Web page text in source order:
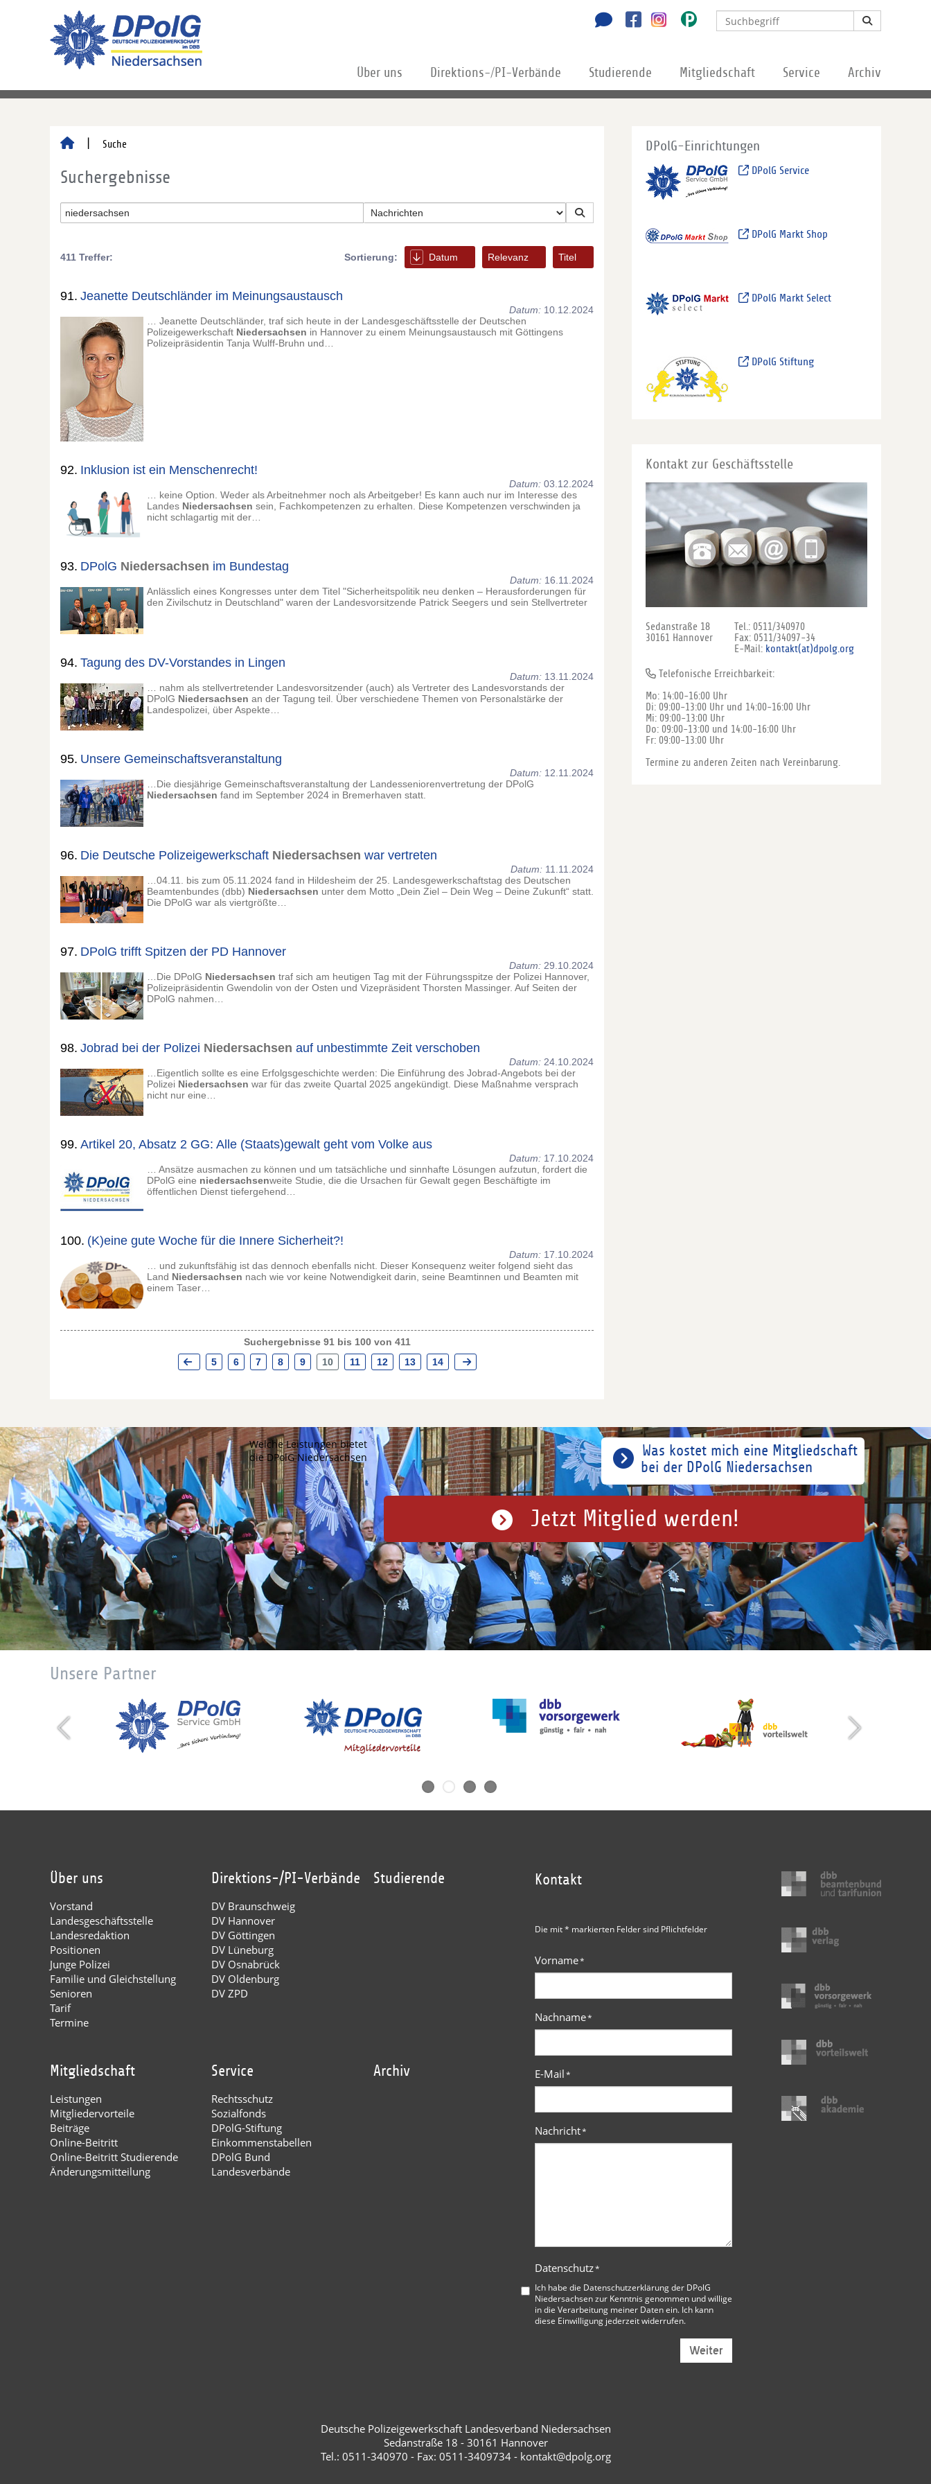
Über uns Direktions-/PI-Verbände Studierende Mitgliedschaft Service Archiv
Suche
Suchergebnisse
411 Treffer: Sortierung: Datum Relevanz Titel
91. Jeanette Deutschländer im Meinungsaustausch
Datum: 10.12.2024
… Jeanette Deutschländer, traf sich heute in der Landesgeschäftsstelle der Deutschen
Polizeigewerkschaft Niedersachsen in Hannover zu einem Meinungsaustausch mit Göttingens
Polizeipräsidentin Tanja Wulff-Bruhn und…
92. Inklusion ist ein Menschenrecht!
Datum: 03.12.2024
… keine Option. Weder als Arbeitnehmer noch als Arbeitgeber! Es kann auch nur im Interesse des
Landes Niedersachsen sein, Fachkompetenzen zu erhalten. Diese Kompetenzen verschwinden ja
nicht schlagartig mit der…
93. DPolG Niedersachsen im Bundestag
Datum: 16.11.2024
Anlässlich eines Kongresses unter dem Titel "Sicherheitspolitik neu denken – Herausforderungen für
den Zivilschutz in Deutschland" waren der Landesvorsitzende Patrick Seegers und sein Stellvertreter
94. Tagung des DV-Vorstandes in Lingen
Datum: 13.11.2024
… nahm als stellvertretender Landesvorsitzender (auch) als Vertreter des Landesvorstands der
DPolG Niedersachsen an der Tagung teil. Über verschiedene Themen von Personalstärke der
Landespolizei, über Aspekte…
95. Unsere Gemeinschaftsveranstaltung
Datum: 12.11.2024
…Die diesjährige Gemeinschaftsveranstaltung der Landesseniorenvertretung der DPolG
Niedersachsen fand im September 2024 in Bremerhaven statt.
96. Die Deutsche Polizeigewerkschaft Niedersachsen war vertreten
Datum: 11.11.2024
…04.11. bis zum 05.11.2024 fand in Hildesheim der 25. Landesgewerkschaftstag des Deutschen
Beamtenbundes (dbb) Niedersachsen unter dem Motto „Dein Ziel – Dein Weg – Deine Zukunft“ statt.
Die DPolG war als viertgrößte…
97. DPolG trifft Spitzen der PD Hannover
Datum: 29.10.2024
…Die DPolG Niedersachsen traf sich am heutigen Tag mit der Führungsspitze der Polizei Hannover,
Polizeipräsidentin Gwendolin von der Osten und Vizepräsident Thorsten Massinger. Auf Seiten der
DPolG nahmen…
98. Jobrad bei der Polizei Niedersachsen auf unbestimmte Zeit verschoben
Datum: 24.10.2024
…Eigentlich sollte es eine Erfolgsgeschichte werden: Die Einführung des Jobrad-Angebots bei der
Polizei Niedersachsen war für das zweite Quartal 2025 angekündigt. Diese Maßnahme versprach
nicht nur eine…
99. Artikel 20, Absatz 2 GG: Alle (Staats)gewalt geht vom Volke aus
Datum: 17.10.2024
… Ansätze ausmachen zu können und um tatsächliche und sinnhafte Lösungen aufzutun, fordert die
DPolG eine niedersachsenweite Studie, die die Ursachen für Gewalt gegen Beschäftigte im
öffentlichen Dienst tiefergehend…
100. (K)eine gute Woche für die Innere Sicherheit?!
Datum: 17.10.2024
… und zukunftsfähig ist das dennoch ebenfalls nicht. Dieser Konsequenz weiter folgend sieht das
Land Niedersachsen nach wie vor keine Notwendigkeit darin, seine Beamtinnen und Beamten mit
einem Taser…
Suchergebnisse 91 bis 100 von 411
5
6 7 8 9 10 11 12 13 14
DPolG-Einrichtungen
DPolG Service
DPolG Markt Shop
DPolG Markt Select
DPolG Stiftung
Kontakt zur Geschäftsstelle
Sedanstraße 18
30161 Hannover
Tel.: 0511/340970
Fax: 0511/34097-34
E-Mail: kontakt(at)dpolg.org
Telefonische Erreichbarkeit:
Mo: 14:00-16:00 Uhr
Di: 09:00-13:00 Uhr und 14:00-16:00 Uhr
Mi: 09:00-13:00 Uhr
Do: 09:00-13:00 und 14:00-16:00 Uhr
Fr: 09:00-13:00 Uhr
Termine zu anderen Zeiten nach Vereinbarung.
Was kostet mich eine Mitgliedschaft
bei der DPolG Niedersachsen
Welche Leistungen bietet
die DPolG Niedersachsen
Jetzt Mitglied werden!
Unsere Partner
Über uns
Vorstand
Landesgeschäftsstelle
Landesredaktion
Positionen
Junge Polizei
Familie und Gleichstellung
Senioren
Tarif
Termine
Direktions-/PI-Verbände
DV Braunschweig
DV Hannover
DV Göttingen
DV Lüneburg
DV Osnabrück
DV Oldenburg
DV ZPD
Studierende
Mitgliedschaft
Leistungen
Mitgliedervorteile
Beiträge
Online-Beitritt
Online-Beitritt Studierende
Änderungsmitteilung
Service
Rechtsschutz
Sozialfonds
DPolG-Stiftung
Einkommenstabellen
DPolG Bund
Landesverbände
Archiv
Kontakt
Die mit * markierten Felder sind Pflichtfelder
Vorname*
Nachname*
E-Mail*
Nachricht*
Datenschutz*
Ich habe die Datenschutzerklärung der DPolG
Niedersachsenzur Kenntnis genommen und willige
in die Verarbeitung meiner Daten ein. Ich kann
diese Einwilligung jederzeit widerrufen.
Weiter
Deutsche Polizeigewerkschaft Landesverband Niedersachsen
Sedanstraße 18 - 30161 Hannover
Tel.: 0511-340970 - Fax: 0511-3409734 - kontakt@dpolg.org